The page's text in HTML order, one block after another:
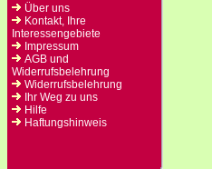
Über uns
Kontakt, Ihre
Interessengebiete
Impressum
AGB und
Widerrufsbelehrung
Widerrufsbelehrung
Ihr Weg zu uns
Hilfe
Haftungshinweis